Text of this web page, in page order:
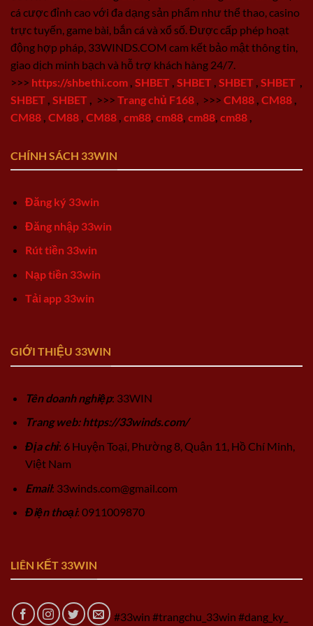
cá cược đỉnh cao với đa dạng sản phẩm như thể thao, casino
trực tuyến, game bài, bắn cá và xổ số. Được cấp phép hoạt
động hợp pháp, 33WINDS.COM cam kết bảo mật thông tin,
giao dịch minh bạch và hỗ trợ khách hàng 24/7.
>>> https://shbethi.com SHBET SHBET SHBET SHBET
SHBET SHBET >>> Trang chủ F168 >>> CM88 CM88
CM88 CM88 CM88 cm88 cm88 cm88 cm88
CHÍNH SÁCH 33WIN
Đăng ký 33win
Đăng nhập 33win
Rút tiền 33win
Nạp tiền 33win
Tải app 33win
GIỚI THIỆU 33WIN
Tên doanh nghiệp: 33WIN
Trang web: https://33winds.com/
Địa chỉ: 6 Huyện Toại, Phường 8, Quận 11, Hồ Chí Minh,
Việt Nam
Email: 33winds.com@gmail.com
Điện thoại: 0911009870
LIÊN KẾT 33WIN
#33win #trangchu_33win #dang_ky_